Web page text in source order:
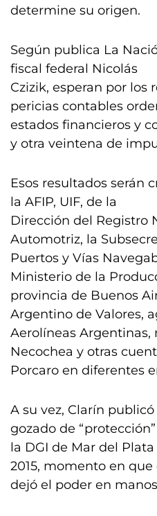
determine su origen.
Según publica La
fiscal federal Nicolás
Czizik, esperan por los
pericias contables
estados financieros y
y otra veintena de
Esos resultados serán
la AFIP, UIF, de la
Dirección del Registro
Automotriz, la
Puertos y Vías
Ministerio de la
provincia de Buenos
Argentino de Valores,
Aerolíneas
Necochea y otras
Porcaro en diferentes
A su vez, Clarín
gozado de
la DGI de Mar del
2015, momento en
dejó el poder en